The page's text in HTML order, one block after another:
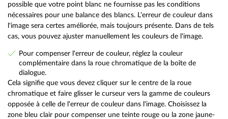
possible que votre point blanc ne fournisse pas les conditions
nécessaires pour une balance des blancs. L'erreur de couleur dans
l'image sera certes améliorée, mais toujours présente. Dans de tels
cas, vous pouvez ajuster manuellement les couleurs de l'image.
Pour compenser l'erreur de couleur, réglez la couleur
complémentaire dans la roue chromatique de la boîte de
dialogue.
Cela signifie que vous devez cliquer sur le centre de la roue
chromatique et faire glisser le curseur vers la gamme de couleurs
opposée à celle de l'erreur de couleur dans l'image. Choisissez la
zone bleu clair pour compenser une teinte rouge ou la zone jaune-